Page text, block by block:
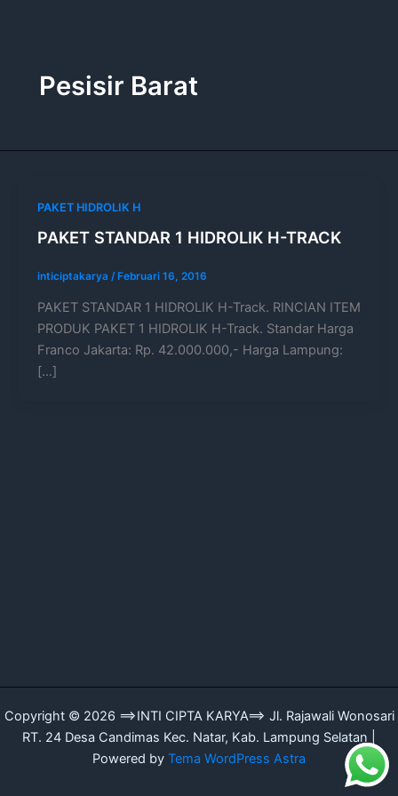
Pesisir Barat
PAKET HIDROLIK H
PAKET STANDAR 1 HIDROLIK H-TRACK
inticiptakarya / Februari 16, 2016
PAKET STANDAR 1 HIDROLIK H-Track. RINCIAN ITEM
PRODUK PAKET 1 HIDROLIK H-Track. Standar Harga
Franco Jakarta: Rp. 42.000.000,- Harga Lampung:
[…]
Copyright © 2026 ==>INTI CIPTA KARYA==> Jl. Rajawali Wonosari
RT. 24 Desa Candimas Kec. Natar, Kab. Lampung Selatan |
Powered by Tema WordPress Astra